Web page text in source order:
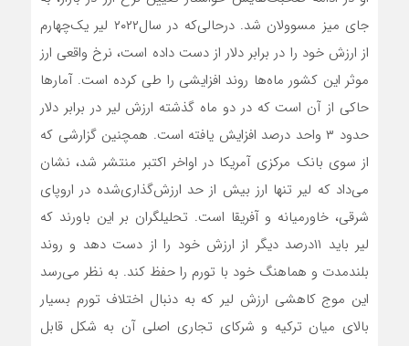
جای میز مسوولان شد. درحالی‌که در سال۲۰۲۲ لیر یک‌چهارم
از ارزش خود را در برابر دلار از دست داده است، نرخ واقعی ارز
موثر این کشور ماه‌ها روند افزایشی را طی کرده است. آمارها
حاکی از آن است که در دو ماه گذشته ارزش لیر در برابر دلار
حدود ۳ واحد درصد افزایش یافته است. همچنین گزارشی که
از سوی بانک مرکزی آمریکا در اواخر اکتبر منتشر شد، نشان
می‌‌داد که لیر تنها ارز بیش از حد ارزش‌‌گذاری‌شده در اروپای
شرقی، خاورمیانه و آفریقا است. تحلیلگران بر این باورند که
لیر باید ۱۱درصد دیگر از ارزش خود را از دست دهد و روند
بلندمدت و هماهنگ خود با تورم را حفظ کند. به نظر می‌‌رسد
این موج کاهشی ارزش لیر که به دنبال اختلاف تورم بسیار
بالای میان ترکیه و شرکای تجاری اصلی آن به شکل قابل